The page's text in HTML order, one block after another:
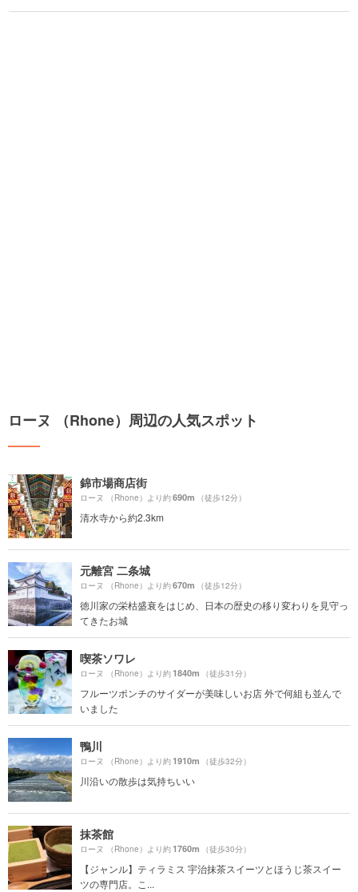
ローヌ （Rhone）周辺の人気スポット
錦市場商店街
ローヌ （Rhone）より約690m （徒歩12分）
清水寺から約2.3km
元離宮 二条城
ローヌ （Rhone）より約670m （徒歩12分）
徳川家の栄枯盛衰をはじめ、日本の歴史の移り変わりを見守っ
てきたお城
喫茶ソワレ
ローヌ （Rhone）より約1840m （徒歩31分）
フルーツポンチのサイダーが美味しいお店 外で何組も並んで
いました
鴨川
ローヌ （Rhone）より約1910m （徒歩32分）
川沿いの散歩は気持ちいい
抹茶館
ローヌ （Rhone）より約1760m （徒歩30分）
【ジャンル】ティラミス 宇治抹茶スイーツとほうじ茶スイー
ツの専門店。こ...